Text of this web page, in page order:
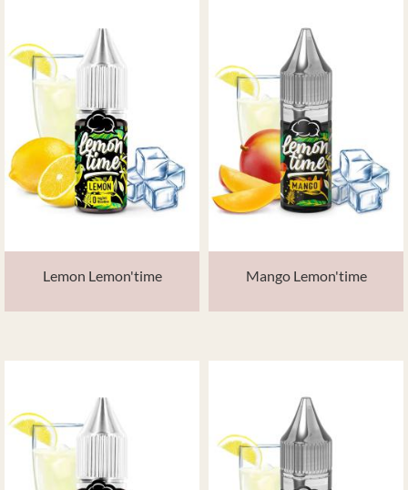
Lemon Lemon'time Mango Lemon'time